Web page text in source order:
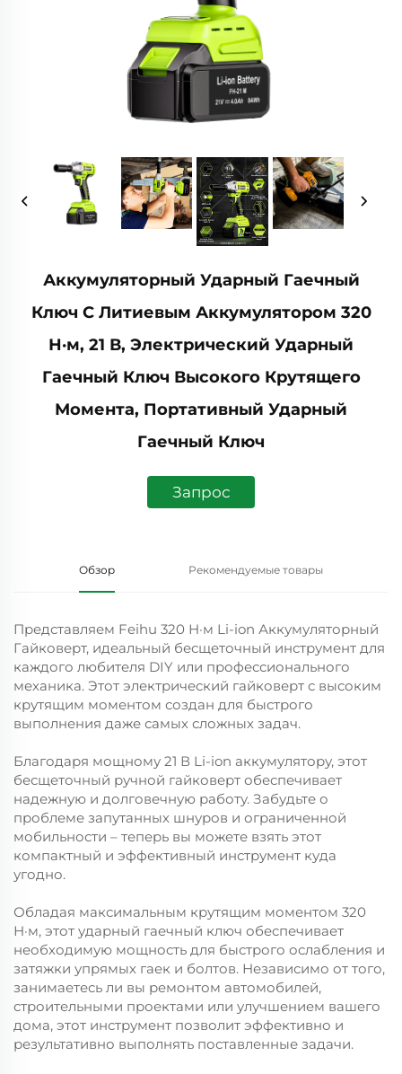
Аккумуляторный Ударный Гаечный
Ключ С Литиевым Аккумулятором 320
Н·м, 21 В, Электрический Ударный
Гаечный Ключ Высокого Крутящего
Момента, Портативный Ударный
Гаечный Ключ
Запрос
Обзор Рекомендуемые товары
Представляем Feihu 320 Н·м Li-ion Аккумуляторный
Гайковерт, идеальный бесщеточный инструмент для
каждого любителя DIY или профессионального
механика. Этот электрический гайковерт с высоким
крутящим моментом создан для быстрого
выполнения даже самых сложных задач.
Благодаря мощному 21 В Li-ion аккумулятору, этот
бесщеточный ручной гайковерт обеспечивает
надежную и долговечную работу. Забудьте о
проблеме запутанных шнуров и ограниченной
мобильности – теперь вы можете взять этот
компактный и эффективный инструмент куда
угодно.
Обладая максимальным крутящим моментом 320
Н·м, этот ударный гаечный ключ обеспечивает
необходимую мощность для быстрого ослабления и
затяжки упрямых гаек и болтов. Независимо от того,
занимаетесь ли вы ремонтом автомобилей,
строительными проектами или улучшением вашего
дома, этот инструмент позволит эффективно и
результативно выполнять поставленные задачи.